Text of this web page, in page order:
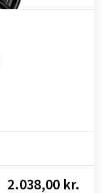
2.038,00 kr.